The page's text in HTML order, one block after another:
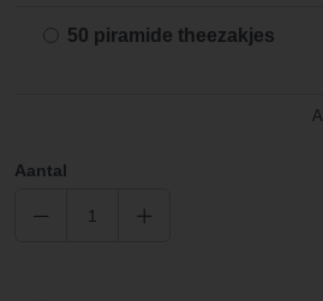
50 piramide theezakjes
Aantal